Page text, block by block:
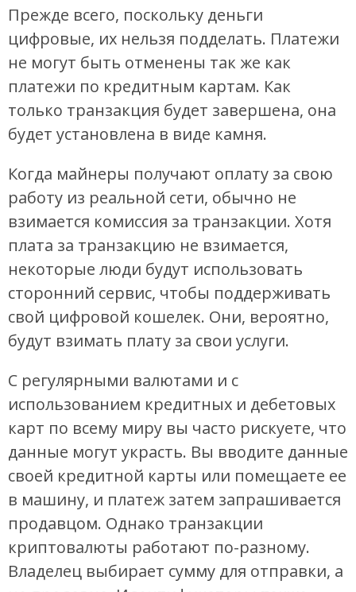
Прежде всего, поскольку деньги
цифровые, их нельзя подделать. Платежи
не могут быть отменены так же как
платежи по кредитным картам. Как
только транзакция будет завершена, она
будет установлена ​​в виде камня.
Когда майнеры получают оплату за свою
работу из реальной сети, обычно не
взимается комиссия за транзакции. Хотя
плата за транзакцию не взимается,
некоторые люди будут использовать
сторонний сервис, чтобы поддерживать
свой цифровой кошелек. Они, вероятно,
будут взимать плату за свои услуги.
С регулярными валютами и с
использованием кредитных и дебетовых
карт по всему миру вы часто рискуете, что
данные могут украсть. Вы вводите данные
своей кредитной карты или помещаете ее
в машину, и платеж затем запрашивается
продавцом. Однако транзакции
криптовалюты работают по-разному.
Владелец выбирает сумму для отправки, а